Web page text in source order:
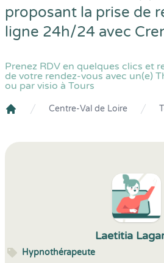
proposant la prise de
ligne 24h/24 avec
Prenez RDV en quelques clics et
de votre rendez-vous avec un(e)
ou par visio à Tours
Centre-Val de Loire
Laetitia
Hypnothérapeute